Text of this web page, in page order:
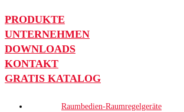
PRODUKTE
UNTERNEHMEN
DOWNLOADS
KONTAKT
GRATIS KATALOG
Raumbedien-Raumregelgeräte